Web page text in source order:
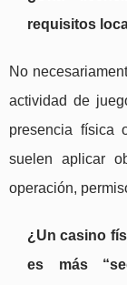
requisitos
No
actividad de
presencia física
suelen aplicar
operación,
¿Un casino
es más